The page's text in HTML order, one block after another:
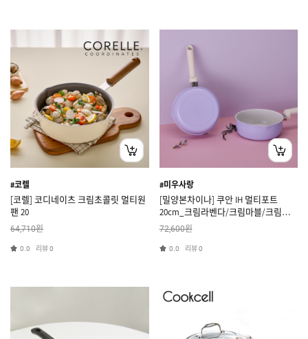
#코렐
[코렐] 코디네이츠 크림초콜릿 멀티원
팬 20
64,710원
0.0 리뷰0
#미우사랑
[밀양본차이나] 쿠안 IH 멀티포트
20cm_크림라벤다/크림마블/크림블
루/크림옐로우
72,600원
0.0 리뷰0